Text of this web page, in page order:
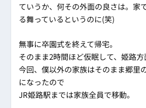
ていうか、何その外面の良さは。家
る舞っているというのに(笑)
無事に卒園式を終えて帰宅。
そのまま2時間ほど仮眠して、姫路方
今回、僕以外の家族はそのまま郷里
になったので
JR姫路駅までは家族全員で移動。